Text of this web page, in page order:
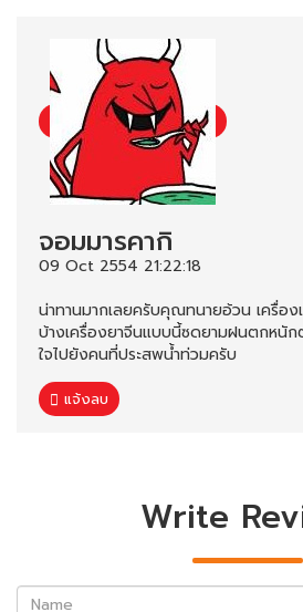
จอมมารคากิ
09 Oct 2554 21:22:18
น่าทานมากเลยครับคุณทนายอ้วน เครื่อง
บ้างเครื่องยาจีนแบบนี้ซดยามฝนตกหนั
ใจไปยังคนที่ประสพน้ำท่วมครับ
แจ้งลบ
Write
Name